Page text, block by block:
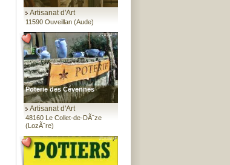
Artisanat d'Art
11590 Ouveillan (Aude)
Poterie des Cévennes
Artisanat d'Art
48160 Le Collet-de-DÃ¨ze
(LozÃ¨re)